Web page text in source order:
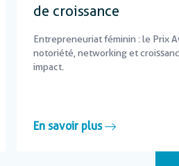
de croissance
Entrepreneuriat féminin : le Prix
notoriété, networking et
impact.
En savoir plus